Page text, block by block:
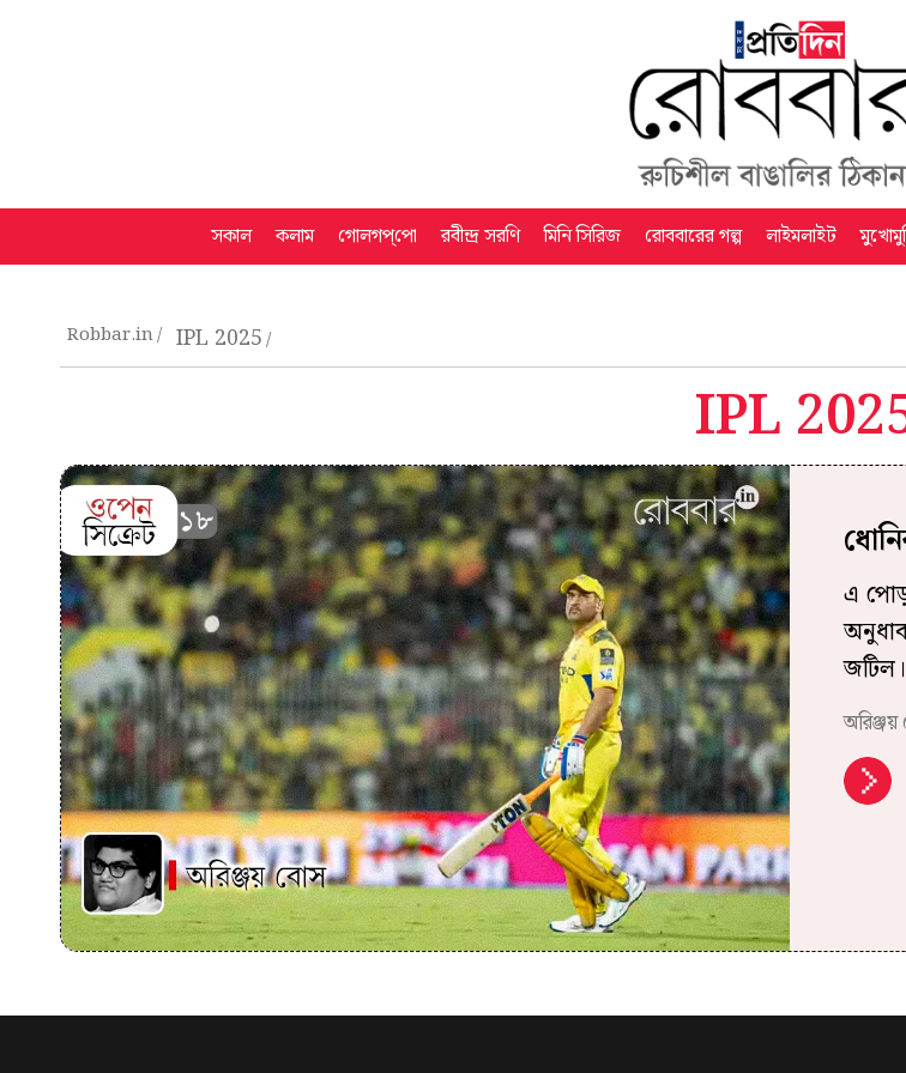
সকাল কলাম গোলগপ্‌পো রবীন্দ্র সরণি মিনি সিরিজ রোববারের গল্প লাইমলাইট
Robbar.in IPL 2025
IPL
এ
জটিল।